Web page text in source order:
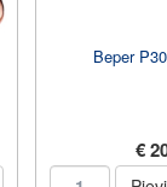
Beper
€